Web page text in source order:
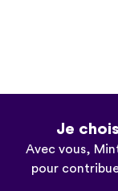
Je
Avec vous,
pour